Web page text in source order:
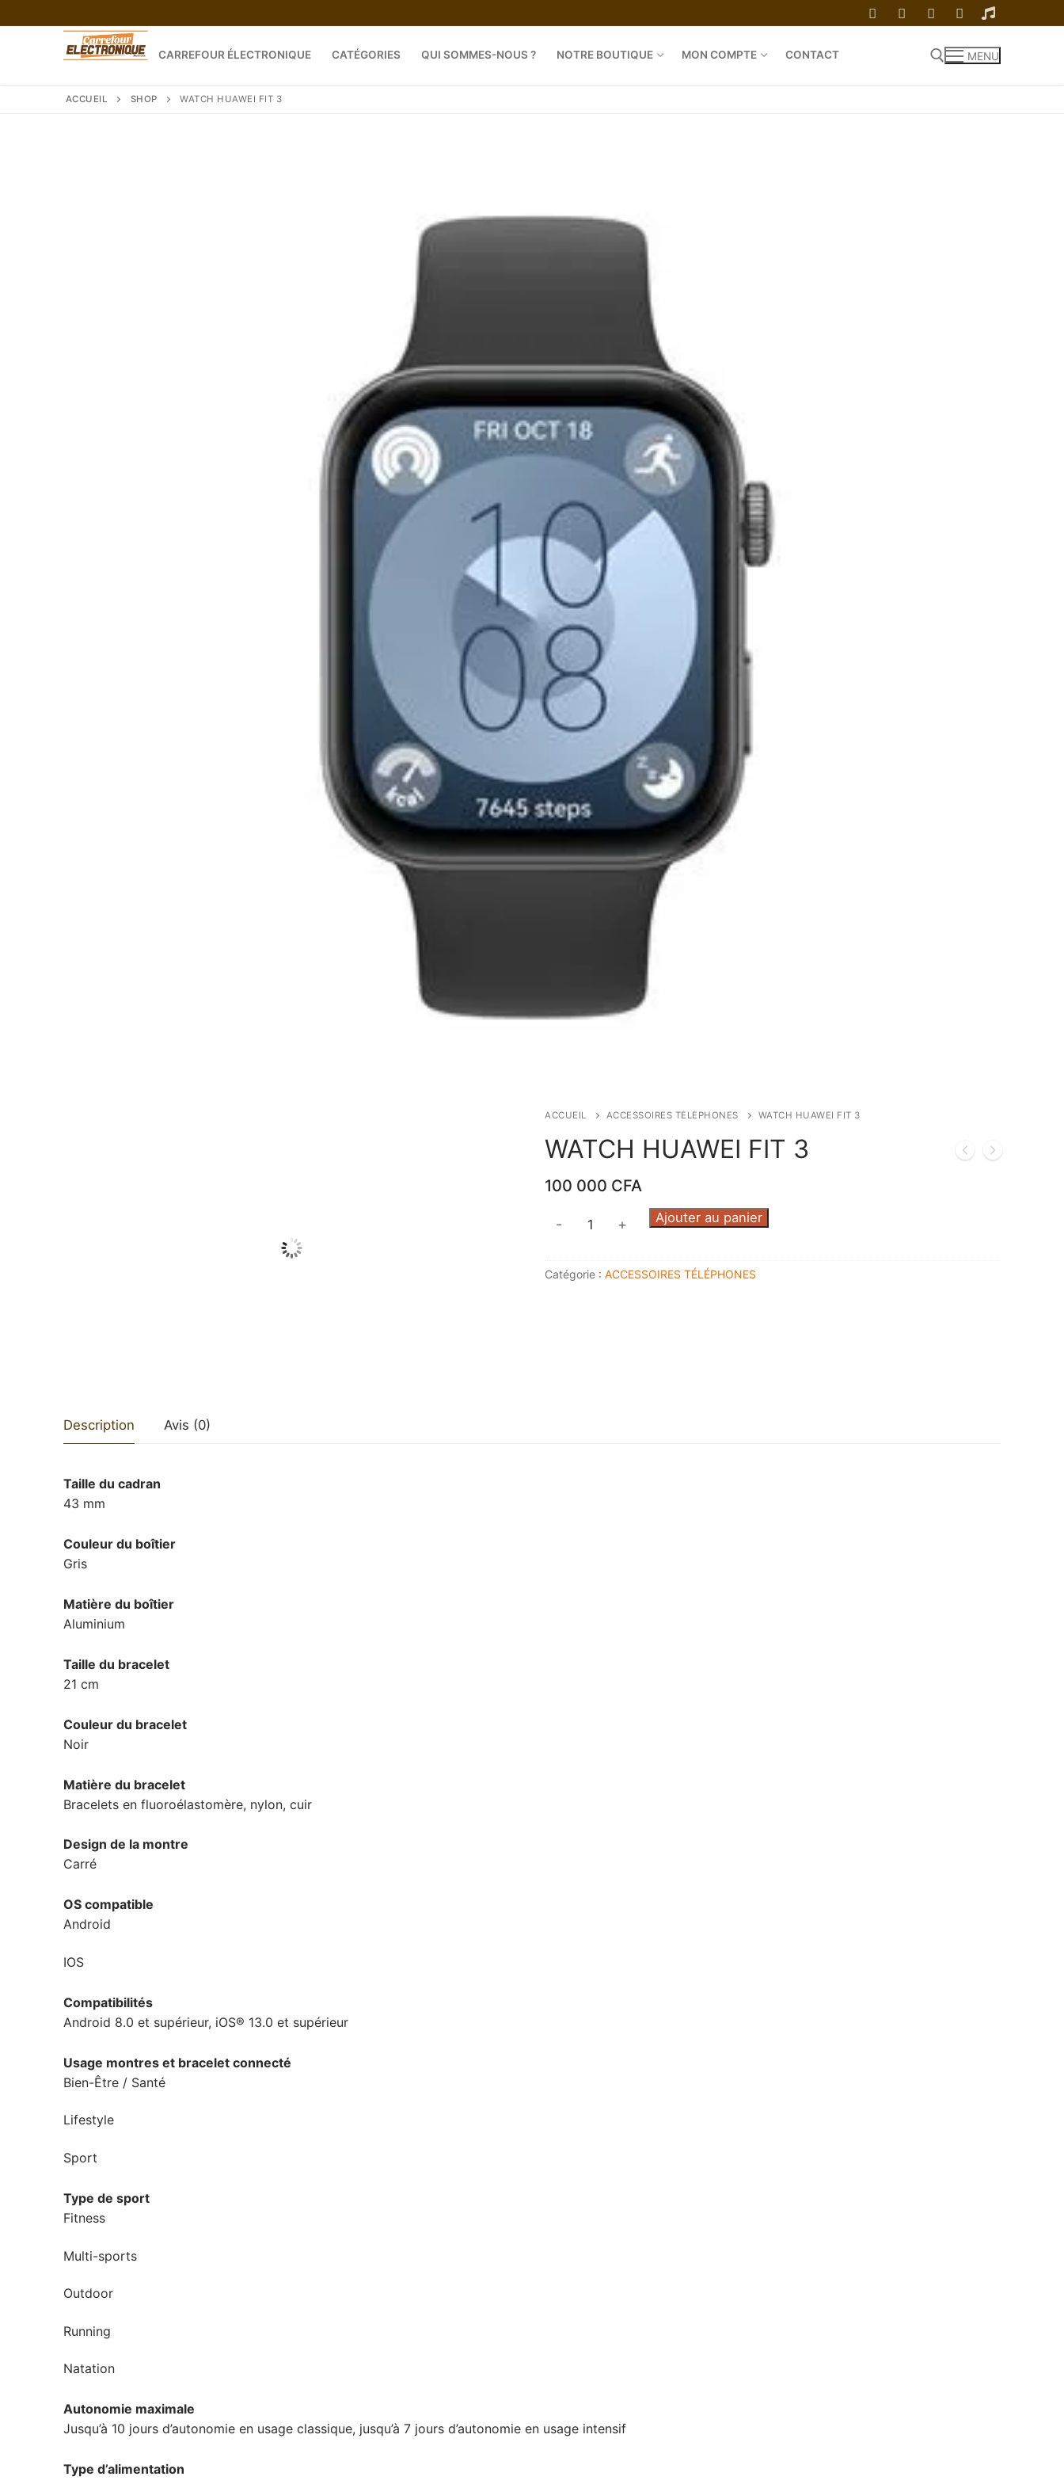
au
CARREFOUR ÉLECTRONIQUE CATÉGORIES QUI SOMMES-NOUS ? NOTRE BOUTIQUE MON COMPTE CONTACT MENU
ACCUEIL SHOP WATCH HUAWEI FIT 3
ACCUEIL ACCESSOIRES TÉLÉPHONES WATCH HUAWEI FIT 3
WATCH HUAWEI FIT 3
100 000 CFA
quantité
HUAWEI
- + Ajouter au panier
Catégorie : ACCESSOIRES TÉLÉPHONES
Description Avis (0)
Taille du cadran
43 mm
Couleur du boîtier
Gris
Matière du boîtier
Aluminium
Taille du bracelet
21 cm
Couleur du bracelet
Noir
Matière du bracelet
Bracelets en fluoroélastomère, nylon, cuir
Design de la montre
Carré
OS compatible
Android
IOS
Compatibilités
Android 8.0 et supérieur, iOS® 13.0 et supérieur
Usage montres et bracelet connecté
Bien-Être / Santé
Lifestyle
Sport
Type de sport
Fitness
Multi-sports
Outdoor
Running
Natation
Autonomie maximale
Jusqu’à 10 jours d’autonomie en usage classique, jusqu’à 7 jours d’autonomie en usage intensif
Type d’alimentation